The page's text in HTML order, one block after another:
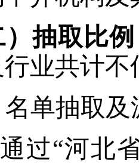
）抽取比
业共计不
名单抽取及
过“河北